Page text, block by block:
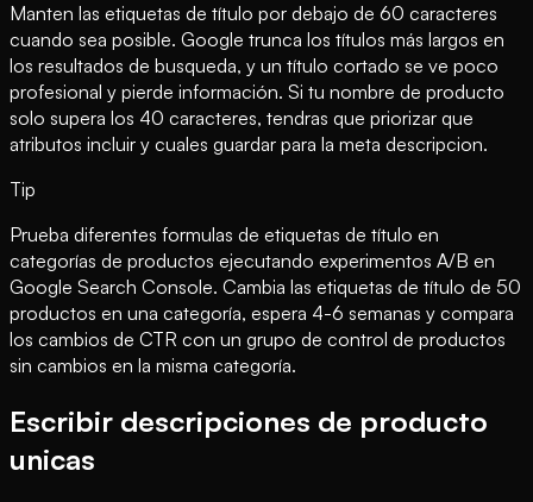
Manten las etiquetas de título por debajo de 60 caracteres
cuando sea posible. Google trunca los títulos más largos en
los resultados de busqueda, y un título cortado se ve poco
profesional y pierde información. Si tu nombre de producto
solo supera los 40 caracteres, tendras que priorizar que
atributos incluir y cuales guardar para la meta descripcion.
Tip
Prueba diferentes formulas de etiquetas de título en
categorías de productos ejecutando experimentos A/B en
Google Search Console. Cambia las etiquetas de título de 50
productos en una categoría, espera 4-6 semanas y compara
los cambios de CTR con un grupo de control de productos
sin cambios en la misma categoría.
Escribir descripciones de producto
unicas